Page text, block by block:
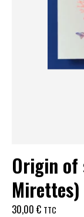
Origin of
Mirettes)
30,00 € TTC